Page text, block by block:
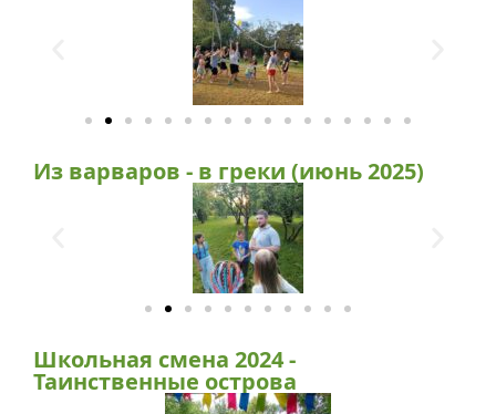
Из варваров - в греки (июнь 2025)
Школьная смена 2024 -
Таинственные острова